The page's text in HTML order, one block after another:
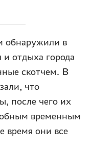
обнаружили в
отдыха города
скотчем. В
что
после чего их
временным
время они все